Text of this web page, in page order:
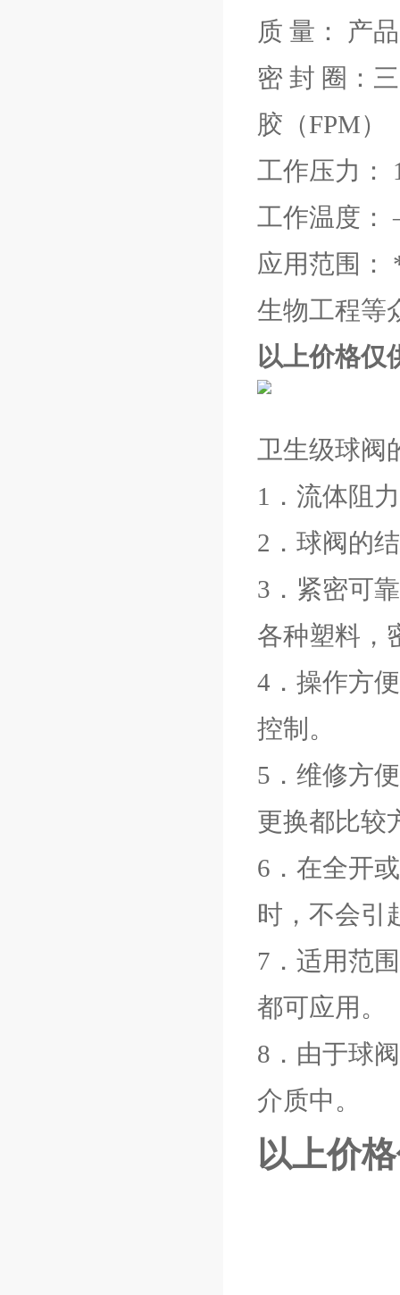
质 量： 产
密 封 圈：
胶（FPM）
工作压力：
工作温度
应用范围：
生物工程等
以上价格仅
卫生级球阀
1．流体阻
2．球阀的
3．紧密可
各种塑料，
4．操作方
控制。
5．维修方
更换都比较
6．在全开
时，不会引
7．适用范
都可应用。
8．由于球
介质中。
以上价